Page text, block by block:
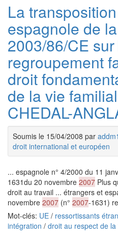
La
espagnole de
2003/86/CE
regroupement
droit
de la vie
CHEDAL-
Soumis le 15/04/2008 par
droit international et européen
... espagnole n° 4/2000 du 11
1631du 20 novembre 2007 Plus
droit au travail ... étrangers et
novembre 2007 (n° 2007-1631)
Mot-clés: UE / ressortissants
intégration / droit au respect de